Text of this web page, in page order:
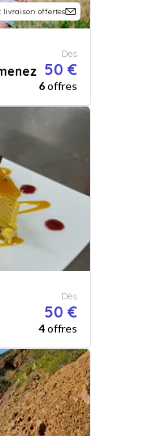
livraison offertes
Dès
50 €
6offres
Dès
50 €
4offres